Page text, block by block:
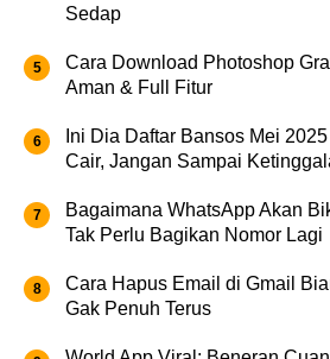
Sedap
Cara Download Photoshop
Aman & Full Fitur
Ini Dia Daftar Bansos Mei
Cair, Jangan Sampai
Bagaimana WhatsApp Akan
Tak Perlu Bagikan Nomor Lagi
Cara Hapus Email di Gmail
Gak Penuh Terus